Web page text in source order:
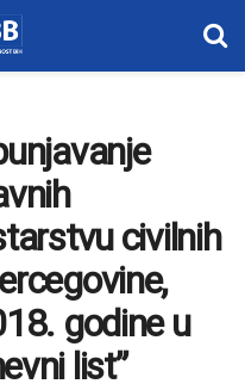
civilnih
godine u
list”